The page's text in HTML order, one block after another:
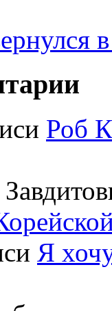
Роб
Я